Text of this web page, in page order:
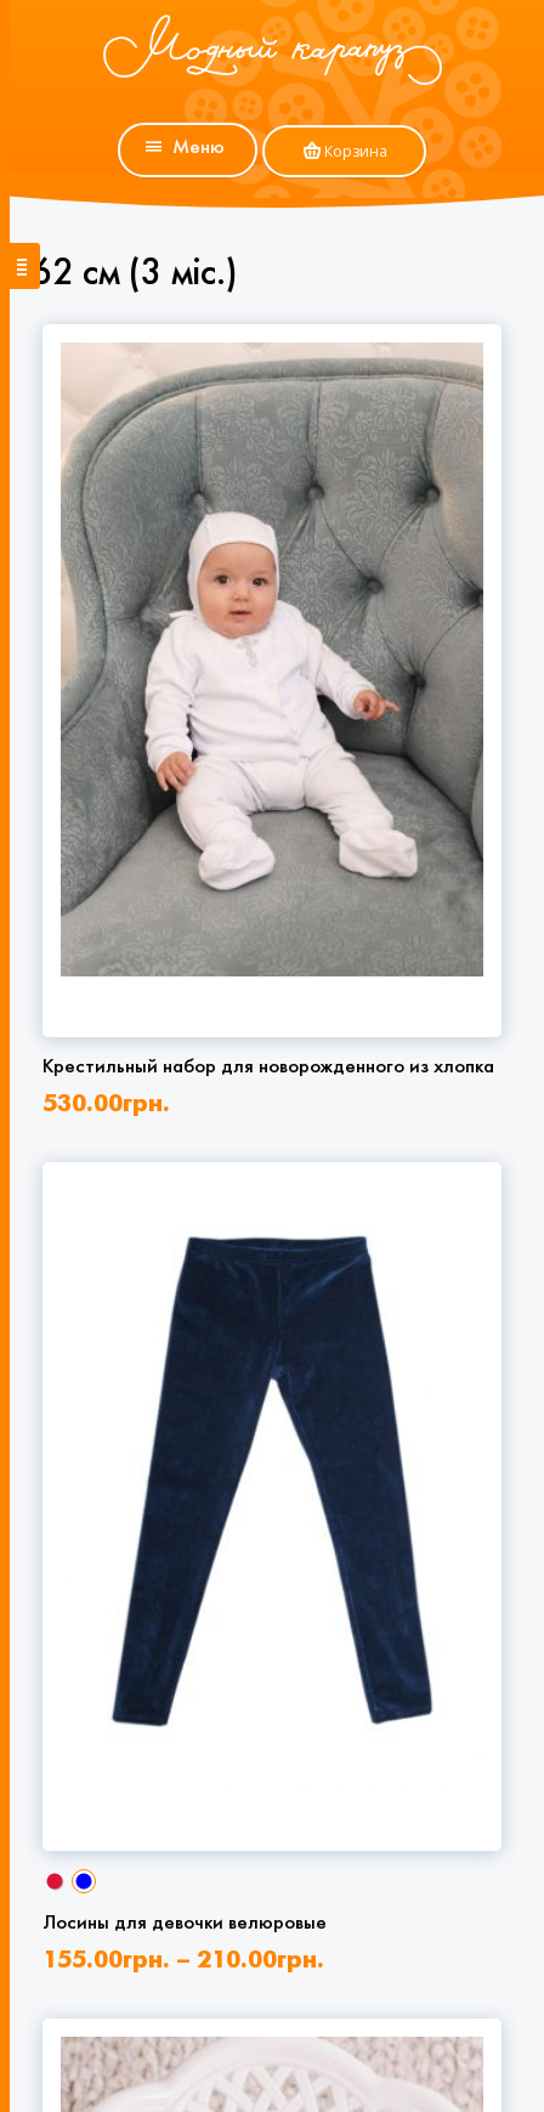
Меню Корзина
62 см (3 мiс.)
Крестильный набор для новорожденного из хлопка
530.00грн.
Лосины для девочки велюровые
155.00грн. – 210.00грн.